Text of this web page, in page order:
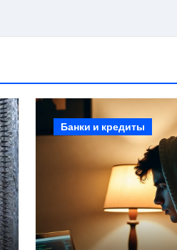
Банки и кредиты